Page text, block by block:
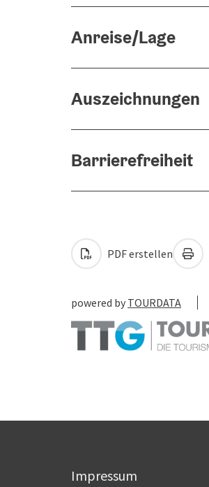
Anreise/Lage
Auszeichnungen
Barrierefreiheit
PDF erstellen
powered by TOURDATA
Impressum